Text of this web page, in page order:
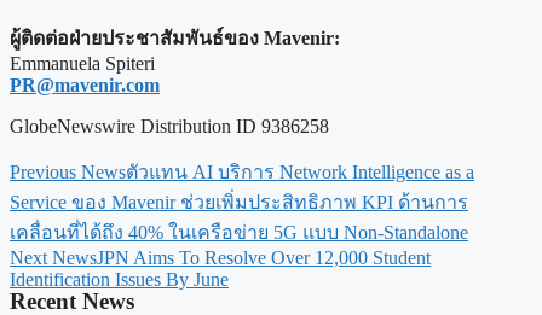
ผู้ติดต่อฝ่ายประชาสัมพันธ์ของ Mavenir:
Emmanuela Spiteri
PR@mavenir.com
GlobeNewswire Distribution ID 9386258
Previous Newsตัวแทน AI บริการ Network Intelligence as a
Service ของ Mavenir ช่วยเพิ่มประสิทธิภาพ KPI ด้านการ
เคลื่อนที่ได้ถึง 40% ในเครือข่าย 5G แบบ Non-Standalone
Next NewsJPN Aims To Resolve Over 12,000 Student
Identification Issues By June
Recent News